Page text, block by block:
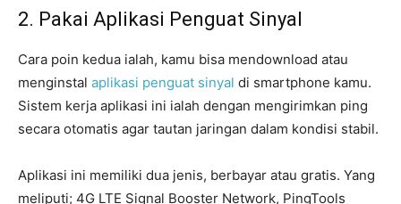
2. Pakai Aplikasi Penguat Sinyal
Cara poin kedua ialah, kamu bisa mendownload atau
menginstal aplikasi penguat sinyal di smartphone kamu.
Sistem kerja aplikasi ini ialah dengan mengirimkan ping
secara otomatis agar tautan jaringan dalam kondisi stabil.
Aplikasi ini memiliki dua jenis, berbayar atau gratis. Yang
meliputi; 4G LTE Signal Booster Network, PingTools